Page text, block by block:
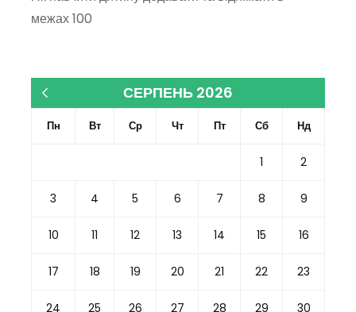
межах 100
СЕРПЕНЬ 2026
Пн Вт Ср Чт Пт Сб Нд
1 2
3 4 5 6 7 8 9
10 11 12 13 14 15 16
17 18 19 20 21 22 23
24 25 26 27 28 29 30